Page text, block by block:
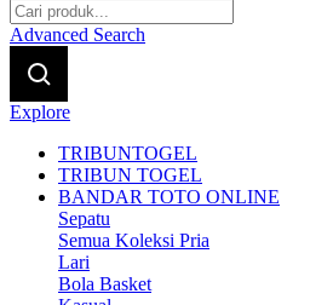
Advanced Search
Explore
TRIBUNTOGEL
TRIBUN TOGEL
BANDAR TOTO ONLINE
Sepatu
Semua Koleksi Pria
Lari
Bola Basket